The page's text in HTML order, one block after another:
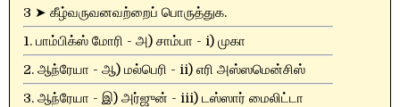
3 ➤ கீழ்வருவனவற்றைப் பொருத்துக.
1. பாம்பிக்ஸ் மோரி - அ) சாம்பா - i) முகா
2. ஆந்ரேயா - ஆ) மல்பெரி - ii) எரி அஸ்ஸமென்சிஸ்
3. ஆந்ரேயா - இ) அர்ஜுன் - iii) டஸ்ஸார் மைலிட்டா